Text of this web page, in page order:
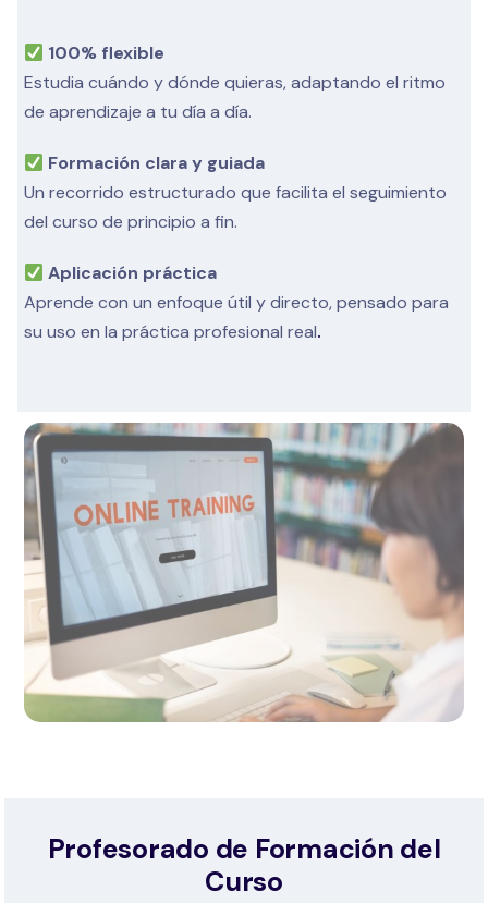
100% flexible
Estudia cuándo y dónde quieras, adaptando el ritmo
de aprendizaje a tu día a día.
Formación clara y guiada
Un recorrido estructurado que facilita el seguimiento
del curso de principio a fin.
Aplicación práctica
Aprende con un enfoque útil y directo, pensado para
su uso en la práctica profesional real.
Profesorado de Formación del
Curso